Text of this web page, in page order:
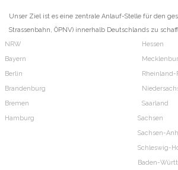
Unser Ziel ist es eine zentrale Anlauf-Stelle für den
Strassenbahn, ÖPNV) innerhalb Deutschlands zu
NRW
Bayern
Berlin
Brandenburg
Bremen
Hamburg
Hessen
Rheinland-
Saarland
Sachsen
Sachsen-
Schleswig-
Baden-